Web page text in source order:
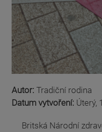
Autor: Tradiční rodina
Datum vytvoření: Úterý,
Britská Národní